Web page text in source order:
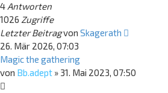
4 Antworten
1026 Zugriffe
Letzter Beitragvon Skagerath
26. Mär 2026, 07:03
Magic the gathering
von Bb.adept » 31. Mai 2023, 07:50